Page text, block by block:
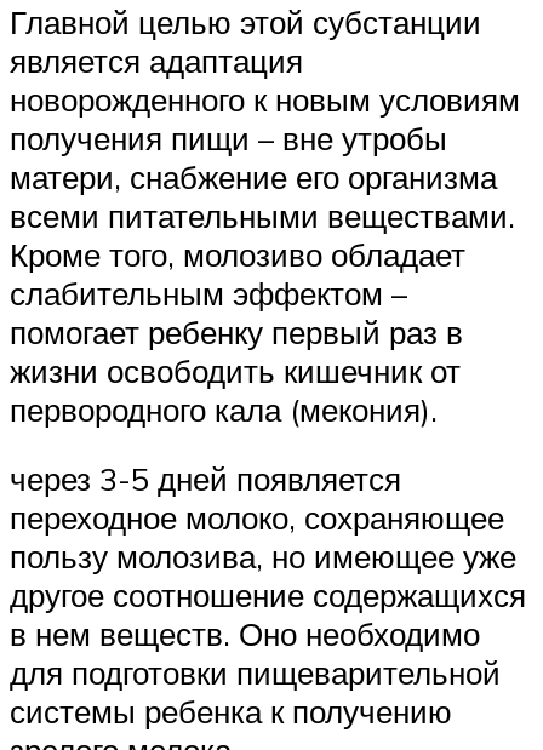
Главной целью этой субстанции
является адаптация
новорожденного к новым условиям
получения пищи – вне утробы
матери, снабжение его организма
всеми питательными веществами.
Кроме того, молозиво обладает
слабительным эффектом –
помогает ребенку первый раз в
жизни освободить кишечник от
первородного кала (мекония).
через 3-5 дней появляется
переходное молоко, сохраняющее
пользу молозива, но имеющее уже
другое соотношение содержащихся
в нем веществ. Оно необходимо
для подготовки пищеварительной
системы ребенка к получению